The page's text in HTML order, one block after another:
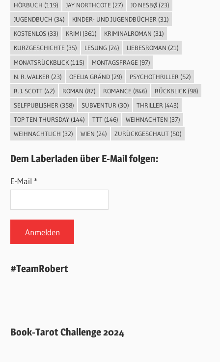
HÖRBUCH (119) JAY NORTHCOTE (27) JO NESBØ(23)
JUGENDBUCH (34) KINDER- UND JUGENDBÜCHER (31)
KOSTENLOS(33) KRIMI(361) KRIMINALROMAN (31)
KURZGESCHICHTE (35) LESUNG(24) LIEBESROMAN (21)
MONATSRÜCKBLICK(115) MONTAGSFRAGE (97)
N. R. WALKER (23) OFELIA GRÄND(29) PSYCHOTHRILLER (52)
R. J. SCOTT(42) ROMAN (87) ROMANCE (846) RÜCKBLICK(98)
SELFPUBLISHER (358) SUBVENTUR (30) THRILLER (443)
TOP TEN THURSDAY(144) TTT(146) WEIHNACHTEN (37)
WEIHNACHTLICH (32) WIEN (24) ZURÜCKGESCHAUT(50)
Dem Laberladen über E-Mail folgen:
E-Mail *
#TeamRobert
Book-Tarot Challenge 2024